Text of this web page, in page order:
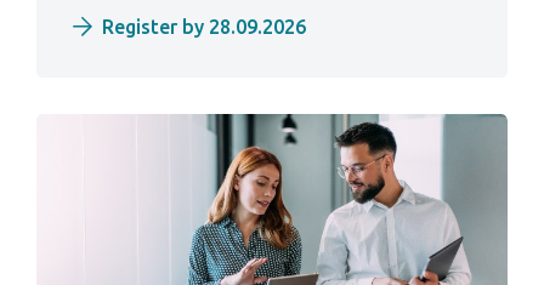
Register by 28.09.2026